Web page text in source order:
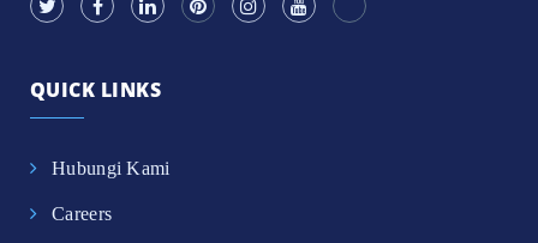
QUICK LINKS
Hubungi Kami
Careers